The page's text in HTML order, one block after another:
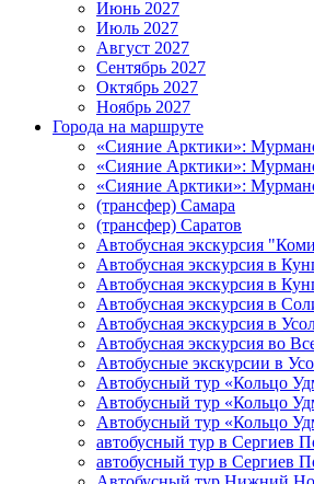
Июнь 2027
Июль 2027
Август 2027
Сентябрь 2027
Октябрь 2027
Ноябрь 2027
Города на маршруте
«Сияние Арктики»:
«Сияние Арктики»:
«Сияние Арктики»:
(трансфер) Самара
(трансфер) Саратов
Автобусная экскурсия
Автобусная экскурсия в
Автобусная экскурсия в
Автобусная экскурсия в
Автобусная экскурсия в
Автобусная экскурсия во
Автобусные экскурсии в
Автобусный тур «Кольцо
Автобусный тур «Кольцо
Автобусный тур «Кольцо
автобусный тур в Сергиев
автобусный тур в Сергиев